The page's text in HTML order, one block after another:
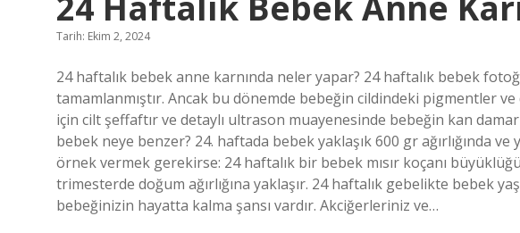
Tarih: Ekim 2, 2024
24 haftalık bebek anne karnında neler yapar? 24 haftalık bebek
tamamlanmıştır. Ancak bu dönemde bebeğin cildindeki pigmentler
için cilt şeffaftır ve detaylı ultrason muayenesinde bebeğin kan
bebek neye benzer? 24. haftada bebek yaklaşık 600 gr ağırlığında
örnek vermek gerekirse: 24 haftalık bir bebek mısır koçanı
trimesterde doğum ağırlığına yaklaşır. 24 haftalık gebelikte bebek
bebeğinizin hayatta kalma şansı vardır. Akciğerleriniz ve…